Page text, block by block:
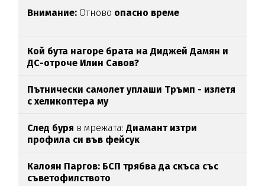
Внимание: Отново опасно време
Кой бута нагоре брата на Диджей Дамян и
ДС-отроче Илин Савов?
Пътнически самолет уплаши Тръмп - излетя
с хеликоптера му
След буря в мрежата:Диамант изтри
профила си във фейсук
Калоян Паргов: БСП трябва да скъса със
съветофилството